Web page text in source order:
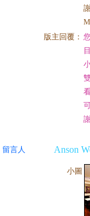
版主回覆：
留言人 Anson
小圖